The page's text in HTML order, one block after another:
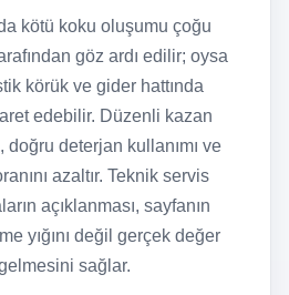
kötü koku oluşumu çoğu
göz ardı edilir; oysa
körük ve gider hattında
edebilir. Düzenli kazan
doğru deterjan kullanımı ve
azaltır. Teknik servis
açıklanması, sayfanın
yığını değil gerçek değer
sağlar.